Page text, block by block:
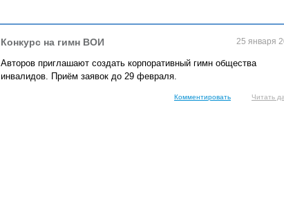
25 января
Конкурс на гимн ВОИ
Авторов приглашают создать корпоративный гимн общества
инвалидов. Приём заявок до 29 февраля.
Читать
Комментировать